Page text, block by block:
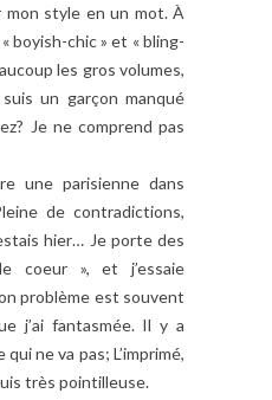
mon style en un mot. À
boyish-chic » et « bling-
les gros volumes,
un garçon manqué
Je ne comprend pas
une parisienne dans
de contradictions,
hier… Je porte des
coeur », et j’essaie
problème est souvent
j’ai fantasmée. Il y a
ne va pas; L’imprimé,
très pointilleuse.